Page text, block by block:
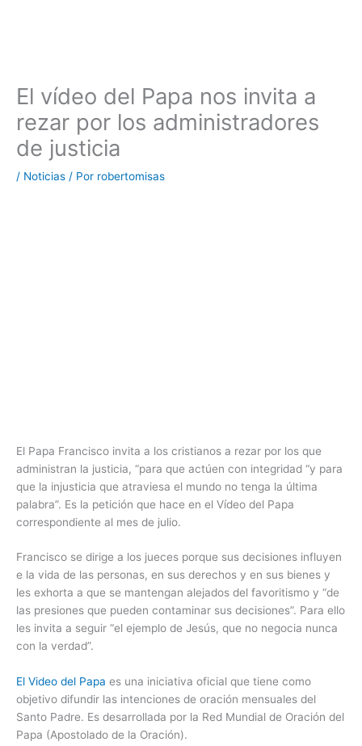
El vídeo del Papa nos invita a
rezar por los administradores
de justicia
/ Noticias / Por robertomisas
El Papa Francisco invita a los cristianos a rezar por los que
administran la justicia, “para que actúen con integridad “y para
que la injusticia que atraviesa el mundo no tenga la última
palabra”. Es la petición que hace en el Vídeo del Papa
correspondiente al mes de julio.
Francisco se dirige a los jueces porque sus decisiones influyen
e la vida de las personas, en sus derechos y en sus bienes y
les exhorta a que se mantengan alejados del favoritismo y “de
las presiones que pueden contaminar sus decisiones”. Para ello
les invita a seguir “el ejemplo de Jesús, que no negocia nunca
con la verdad”.
El Video del Papa es una iniciativa oficial que tiene como
objetivo difundir las intenciones de oración mensuales del
Santo Padre. Es desarrollada por la Red Mundial de Oración del
Papa (Apostolado de la Oración).